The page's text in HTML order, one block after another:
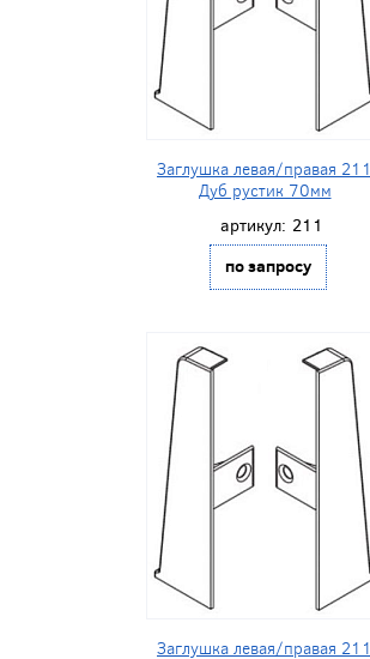
Заглушка левая/правая 211
Дуб рустик 70мм
артикул: 211
по запросу
Заглушка левая/правая 211